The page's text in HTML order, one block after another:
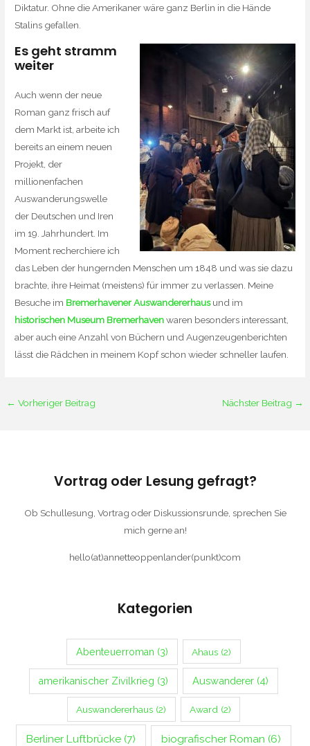
Diktatur. Ohne die Amerikaner wäre ganz Berlin in die Hände
Stalins gefallen.
Es geht stramm
weiter
Auch wenn der neue
Roman ganz frisch auf
dem Markt ist, arbeite ich
bereits an einem neuen
Projekt, der
millionenfachen
Auswanderungswelle
der Deutschen und Iren
im 19. Jahrhundert. Im
Moment recherchiere ich
das Leben der hungernden Menschen um 1848 und was sie dazu
brachte, ihre Heimat (meistens) für immer zu verlassen. Meine
Besuche im Bremerhavener Auswandererhausund im
historischen Museum Bremerhavenwaren besonders interessant,
aber auch eine Anzahl von Büchern und Augenzeugenberichten
lässt die Rädchen in meinem Kopf schon wieder schneller laufen.
← Vorheriger Beitrag Nächster Beitrag →
Vortrag oder Lesung gefragt?
Ob Schullesung, Vortrag oder Diskussionsrunde, sprechen Sie
mich gerne an!
hello(at)annetteoppenlander(punkt)com
Kategorien
Abenteuerroman (3) Ahaus (2)
amerikanischer Zivilkrieg (3) Auswanderer(4)
Auswandererhaus (2) Award(2)
Berliner Luftbrücke (7) biografischer Roman (6)